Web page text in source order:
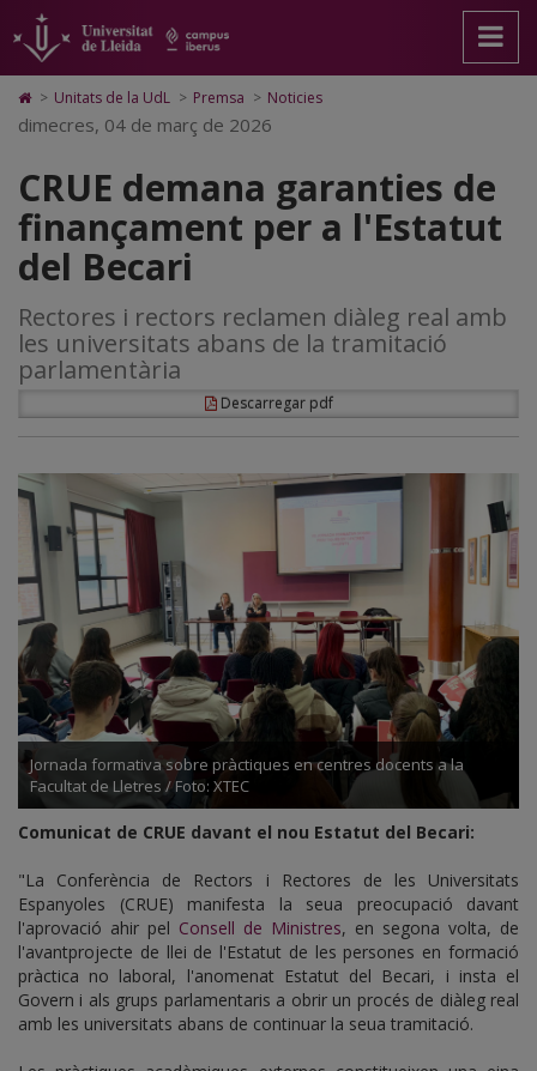
CRUE
demana
garanties
de
finançament
per
a
l'Estatut
del
Becari
pàgina
principal.
Universitat
Lleida
contingut
principal
Mapa
Web.
Universitat
Cerca
Accessibilitat.
Universitat
Lleida
Icono
de
Home
ir
a
la
página
de
inicio
> Unitats de la UdL > Premsa > Noticies
dimecres, 04 de març de 2026
CRUE demana garanties de
finançament per a l'Estatut
del Becari
Rectores i rectors reclamen diàleg real amb
les universitats abans de la tramitació
parlamentària
Descarregar pdf
Jornada formativa sobre pràctiques en centres docents a la
Facultat de Lletres / Foto: XTEC
Comunicat de CRUE davant el nou Estatut del Becari:
"La Conferència de Rectors i Rectores de les Universitats
Espanyoles (CRUE) manifesta la seua preocupació davant
l'aprovació ahir pel Consell de Ministres, en segona volta, de
l'avantprojecte de llei de l'Estatut de les persones en formació
pràctica no laboral, l'anomenat Estatut del Becari, i insta el
Govern i als grups parlamentaris a obrir un procés de diàleg real
amb les universitats abans de continuar la seua tramitació.